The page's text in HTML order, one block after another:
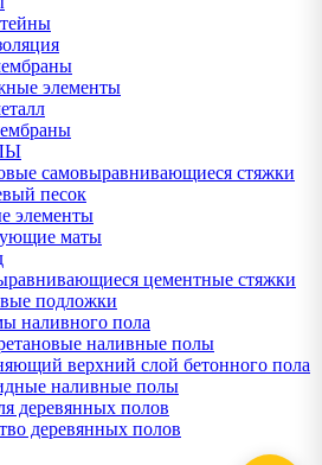
элементы
самовыравнивающиеся стяжки
песок
элементы
маты
цементные стяжки
подложки
наливного пола
наливные полы
верхний слой бетонного пола
наливные полы
деревянных полов
деревянных полов